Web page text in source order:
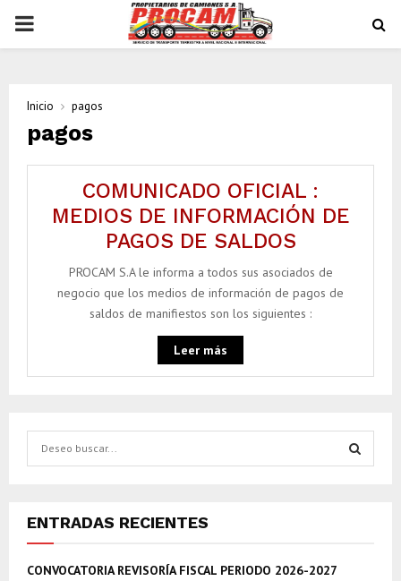
PRIMARY
Inicio pagos
pagos
COMUNICADO OFICIAL :
MEDIOS DE INFORMACIÓN DE
PAGOS DE SALDOS
PROCAM S.A le informa a todos sus asociados de
negocio que los medios de información de pagos de
saldos de manifiestos son los siguientes :
Leer más
c
h
o
ENTRADAS RECIENTES
CONVOCATORIA REVISORÍA FISCAL PERIODO 2026-2027